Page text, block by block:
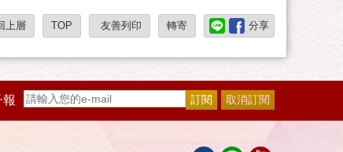
上層 TOP 友善列印 轉寄 分享